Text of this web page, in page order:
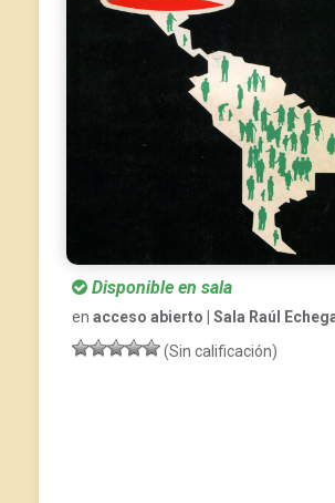
Disponible en sala
en acceso abierto | Sala Raúl
(Sin calificación)